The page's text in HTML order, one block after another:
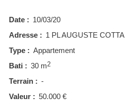
Date : 10/03/20
Adresse : 1 PL AUGUSTE COTTA
Type : Appartement
Bati : 30 m2
Terrain : -
Valeur : 50.000 €